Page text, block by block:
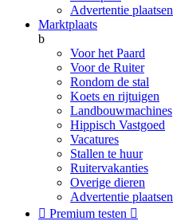
Advertentie plaatsen
Marktplaats
b
Voor het Paard
Voor de Ruiter
Rondom de stal
Koets en rijtuigen
Landbouwmachines
Hippisch Vastgoed
Vacatures
Stallen te huur
Ruitervakanties
Overige dieren
Advertentie plaatsen
 Premium testen 